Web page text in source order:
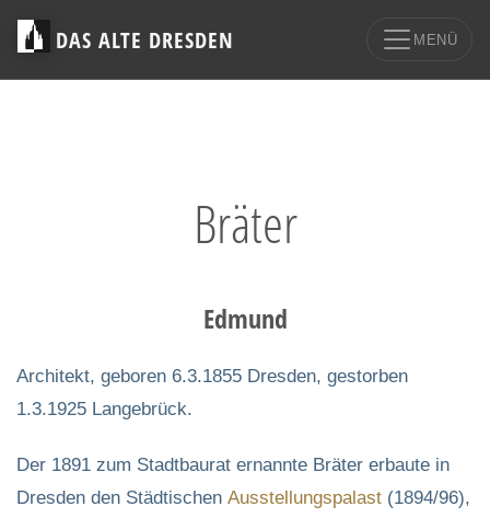
DAS ALTE DRESDEN MENÜ
Bräter
Edmund
Architekt, geboren 6.3.1855 Dresden, gestorben
1.3.1925 Langebrück.
Der 1891 zum Stadtbaurat ernannte Bräter erbaute in
Dresden den Städtischen Ausstellungspalast (1894/96),